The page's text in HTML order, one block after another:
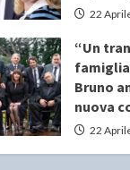
22
“Un
Bruno
nuova
22